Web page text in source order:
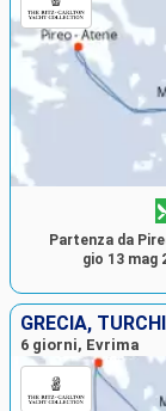
Partenza da
gio 13 mag
GRECIA,
6 giorni, Evrima